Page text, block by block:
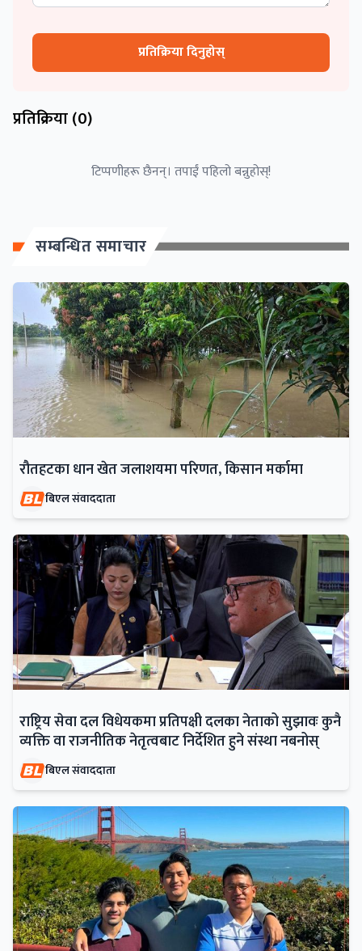
प्रतिक्रिया दिनुहोस्
प्रतिक्रिया (0)
टिप्पणीहरू छैनन्। तपाईं पहिलो बन्नुहोस्!
सम्बन्धित समाचार
रौतहटका धान खेत जलाशयमा परिणत, किसान मर्कामा
बिएल संवाददाता
राष्ट्रिय सेवा दल विधेयकमा प्रतिपक्षी दलका नेताको सुझावः कुनै
व्यक्ति वा राजनीतिक नेतृत्वबाट निर्देशित हुने संस्था नबनोस्
बिएल संवाददाता